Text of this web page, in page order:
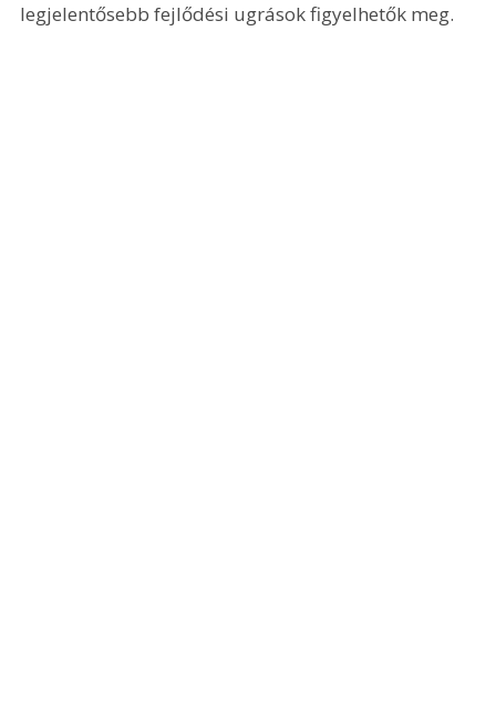
legjelentősebb fejlődési ugrások figyelhetők meg.